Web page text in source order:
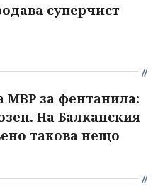
суперчист
МВР за фентанила:
На Балканския
такова нещо